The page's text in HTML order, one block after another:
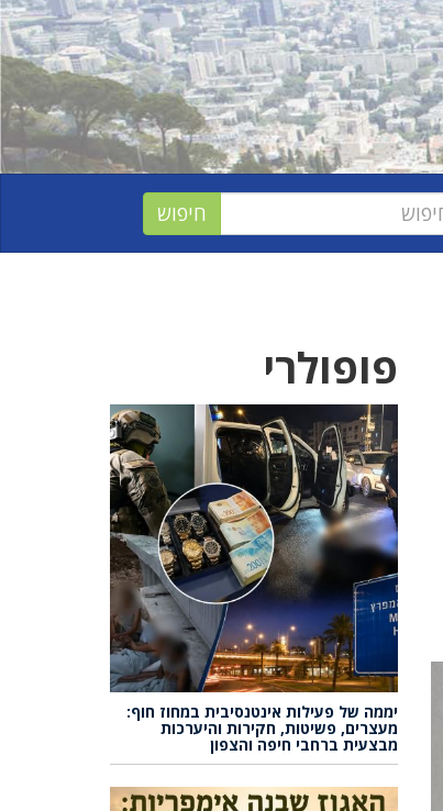
פופולרי
יממה של פעילות אינטנסיבית במחוז חוף:
מעצרים, פשיטות, חקירות והיערכות
מבצעית ברחבי חיפה והצפון